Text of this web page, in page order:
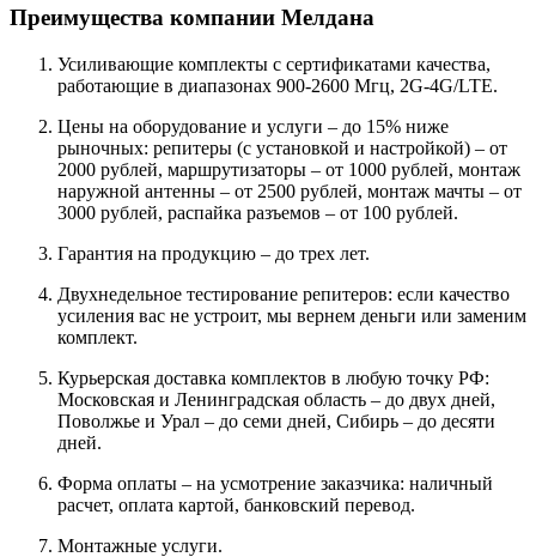
Преимущества компании Мелдана
Усиливающие комплекты с сертификатами качества,
работающие в диапазонах 900-2600 Мгц, 2G-4G/LTE.
Цены на оборудование и услуги – до 15% ниже
рыночных: репитеры (с установкой и настройкой) – от
2000 рублей, маршрутизаторы – от 1000 рублей, монтаж
наружной антенны – от 2500 рублей, монтаж мачты – от
3000 рублей, распайка разъемов – от 100 рублей.
Гарантия на продукцию – до трех лет.
Двухнедельное тестирование репитеров: если качество
усиления вас не устроит, мы вернем деньги или заменим
комплект.
Курьерская доставка комплектов в любую точку РФ:
Московская и Ленинградская область – до двух дней,
Поволжье и Урал – до семи дней, Сибирь – до десяти
дней.
Форма оплаты – на усмотрение заказчика: наличный
расчет, оплата картой, банковский перевод.
Монтажные услуги.